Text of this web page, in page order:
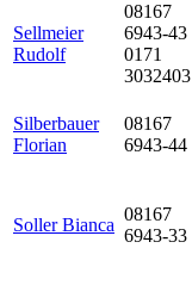
Sellmeier
Rudolf
08167
6943-43
0171
3032403
Silberbauer
Florian
08167
6943-44
Soller Bianca
08167
6943-33